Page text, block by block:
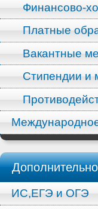
Финансово-
Платные
Вакантные
Стипендии и
Дополнительно
ИС,ЕГЭ и ОГЭ